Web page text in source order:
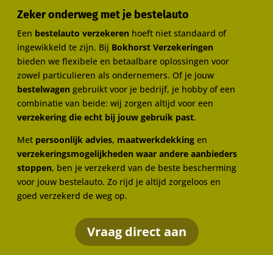
Zeker onderweg met je bestelauto
Een bestelauto verzekeren hoeft niet standaard of
ingewikkeld te zijn. Bij Bokhorst Verzekeringen
bieden we flexibele en betaalbare oplossingen voor
zowel particulieren als ondernemers. Of je jouw
bestelwagen gebruikt voor je bedrijf, je hobby of een
combinatie van beide: wij zorgen altijd voor een
verzekering die echt bij jouw gebruik past.
Met persoonlijk advies, maatwerkdekking en
verzekeringsmogelijkheden waar andere aanbieders
stoppen, ben je verzekerd van de beste bescherming
voor jouw bestelauto. Zo rijd je altijd zorgeloos en
goed verzekerd de weg op.
Vraag direct aan